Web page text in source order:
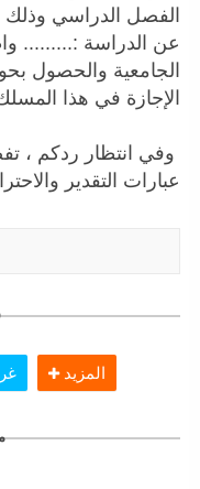
الفصل الدراسي وذلك
عن الدراسة :.........
الجامعية والحصول
الإجازة في هذا
وفي انتظار ردكم ،
عبارات التقدير
المزيد